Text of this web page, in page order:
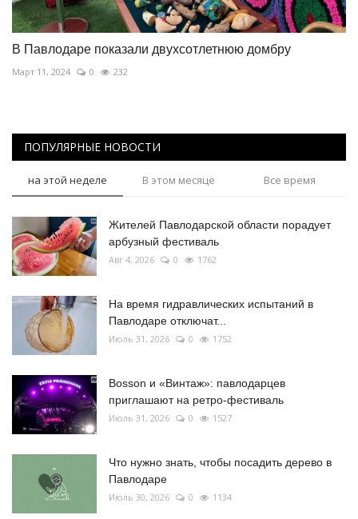
В Павлодаре показали двухсотлетнюю домбру
Март 11, 2024 0 232
ПОПУЛЯРНЫЕ НОВОСТИ
на этой неделе В этом месяце Все время
Жителей Павлодарской области порадует
арбузный фестиваль
Авг 4, 2026 0 1762
На время гидравлических испытаний в
Павлодаре отключат...
Июль 31, 2026 0 1752
Bosson и «Винтаж»: павлодарцев
приглашают на ретро-фестиваль
Июль 31, 2026 0 1527
Что нужно знать, чтобы посадить дерево в
Павлодаре
Июль 30, 2026 0 1134